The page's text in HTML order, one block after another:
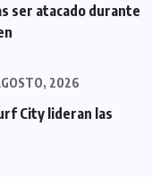
ser atacado durante
2026
City lideran las